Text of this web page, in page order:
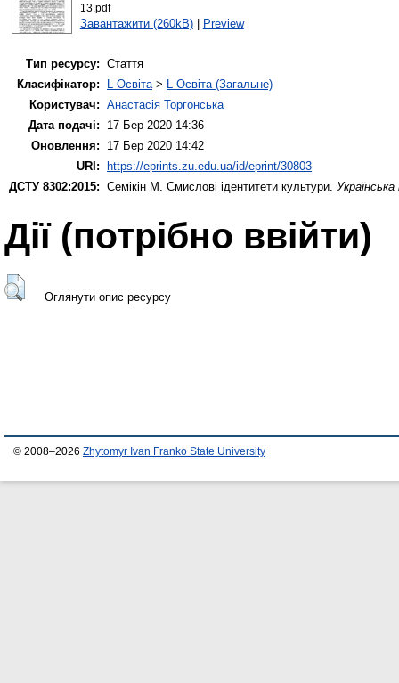
13.pdf
Завантажити (260kB)| Preview
Тип ресурсу: Стаття
Класифікатор:
L Освіта> L Освіта (Загальне)
Користувач: Анастасія Торгонська
Дата подачі:
17 Бер 2020 14:36
Оновлення:
17 Бер 2020 14:42
URI:
https://eprints.zu.edu.ua/id/eprint/30803
ДСТУ 8302:2015: Семікін М. Смислові ідентитети культури.
Дії ​​(потрібно ввійти)
Оглянути опис ресурсу
© 2008–2026 Zhytomyr Ivan Franko State University